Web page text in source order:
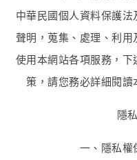
中華民國個人資料保護
聲明，蒐集、處理、利
使用本網站各項服務，
策，請您務必詳細閱讀
隱
一、隱私權